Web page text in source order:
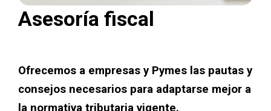
Asesoría fiscal
Ofrecemos a empresas y Pymes las pautas y
consejos necesarios para adaptarse mejor a
la normativa tributaria vigente.